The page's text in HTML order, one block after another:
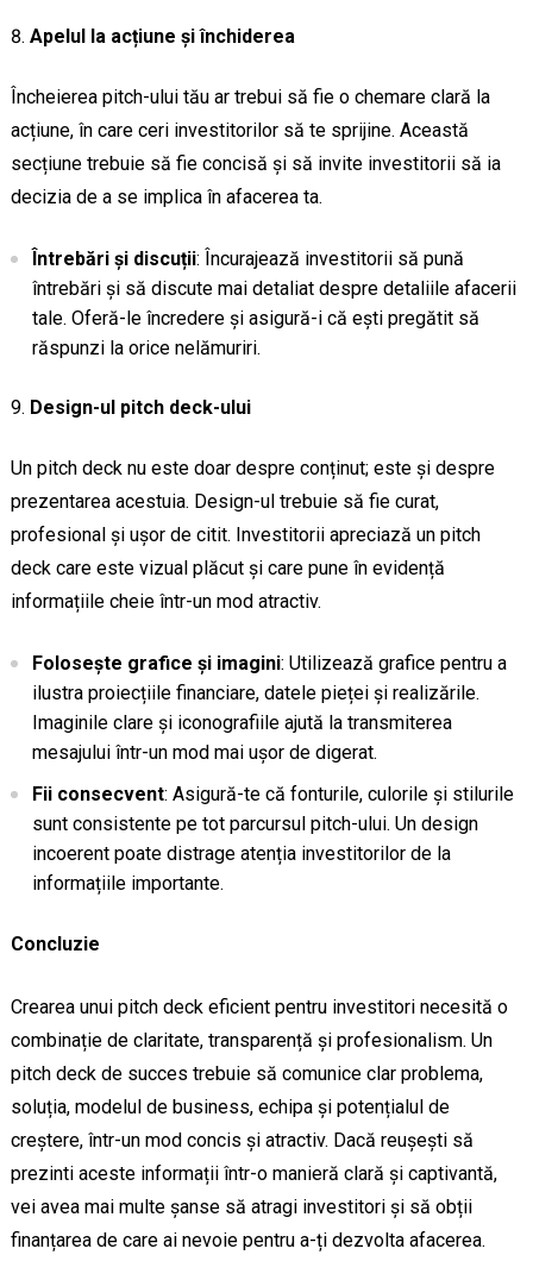
Apelul la acțiune și închiderea
Încheierea pitch-ului tău ar trebui să fie o chemare clară la
acțiune, în care ceri investitorilor să te sprijine. Această
secțiune trebuie să fie concisă și să invite investitorii să ia
decizia de a se implica în afacerea ta.
Întrebări și discuții: Încurajează investitorii să pună
întrebări și să discute mai detaliat despre detaliile afacerii
tale. Oferă-le încredere și asigură-i că ești pregătit să
răspunzi la orice nelămuriri.
Design-ul pitch deck-ului
Un pitch deck nu este doar despre conținut; este și despre
prezentarea acestuia. Design-ul trebuie să fie curat,
profesional și ușor de citit. Investitorii apreciază un pitch
deck care este vizual plăcut și care pune în evidență
informațiile cheie într-un mod atractiv.
Folosește grafice și imagini: Utilizează grafice pentru a
ilustra proiecțiile financiare, datele pieței și realizările.
Imaginile clare și iconografiile ajută la transmiterea
mesajului într-un mod mai ușor de digerat.
Fii consecvent: Asigură-te că fonturile, culorile și stilurile
sunt consistente pe tot parcursul pitch-ului. Un design
incoerent poate distrage atenția investitorilor de la
informațiile importante.
Concluzie
Crearea unui pitch deck eficient pentru investitori necesită o
combinație de claritate, transparență și profesionalism. Un
pitch deck de succes trebuie să comunice clar problema,
soluția, modelul de business, echipa și potențialul de
creștere, într-un mod concis și atractiv. Dacă reușești să
prezinti aceste informații într-o manieră clară și captivantă,
vei avea mai multe șanse să atragi investitori și să obții
finanțarea de care ai nevoie pentru a-ți dezvolta afacerea.